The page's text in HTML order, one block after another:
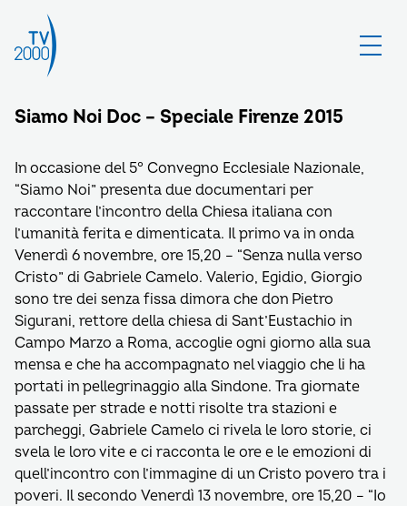
Siamo Noi Doc – Speciale Firenze 2015
In occasione del 5° Convegno Ecclesiale Nazionale,
“Siamo Noi” presenta due documentari per
raccontare l’incontro della Chiesa italiana con
l’umanità ferita e dimenticata. Il primo va in onda
Venerdì 6 novembre, ore 15,20 – “Senza nulla verso
Cristo” di Gabriele Camelo. Valerio, Egidio, Giorgio
sono tre dei senza fissa dimora che don Pietro
Sigurani, rettore della chiesa di Sant’Eustachio in
Campo Marzo a Roma, accoglie ogni giorno alla sua
mensa e che ha accompagnato nel viaggio che li ha
portati in pellegrinaggio alla Sindone. Tra giornate
passate per strade e notti risolte tra stazioni e
parcheggi, Gabriele Camelo ci rivela le loro storie, ci
svela le loro vite e ci racconta le ore e le emozioni di
quell’incontro con l’immagine di un Cristo povero tra i
poveri. Il secondo Venerdì 13 novembre, ore 15,20 – “Io